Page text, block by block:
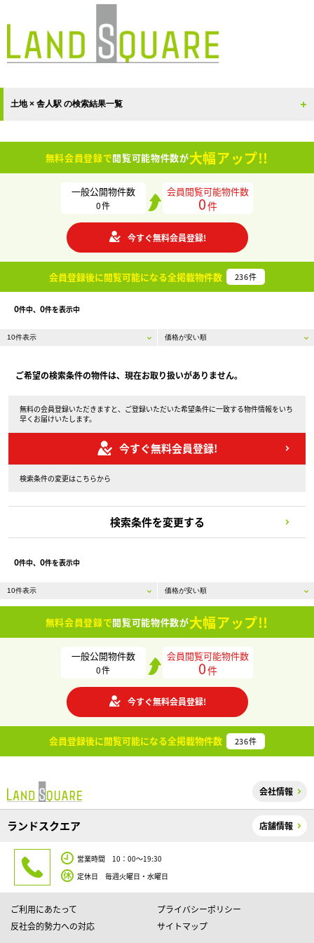
土地 × 舎人駅 の検索結果一覧
無料会員登録で閲覧可能物件数が大幅アップ!!
一般公開物件数
0件
会員閲覧可能物件数
0件
今すぐ無料会員登録!
会員登録後に閲覧可能になる全掲載物件数 236件
0件中、 0件を表示中
ご希望の検索条件の物件は、現在お取り扱いがありません。
無料の会員登録いただきますと、ご登録いただいた希望条件に一致する物件情報をいち
早くお届けいたします。
今すぐ無料会員登録!
検索条件の変更はこちらから
検索条件を変更する
0件中、 0件を表示中
無料会員登録で閲覧可能物件数が大幅アップ!!
一般公開物件数
0件
会員閲覧可能物件数
0件
今すぐ無料会員登録!
会員登録後に閲覧可能になる全掲載物件数 236件
会社情報
ランドスクエア 店舗情報
営業時間 10：00～19:30
定休日 毎週火曜日・水曜日
ご利用にあたって
プライバシーポリシー
反社会的勢力への対応
サイトマップ